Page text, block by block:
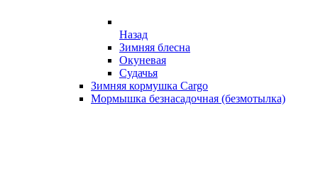
Назад
Зимняя блесна
Окуневая
Судачья
Зимняя кормушка Cargo
Мормышка безнасадочная (безмотылка)